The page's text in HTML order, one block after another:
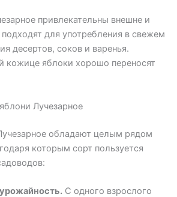
привлекательны внешне и
для употребления в свежем
десертов, соков и варенья.
кожице яблоки хорошо переносят
Лучезарное
обладают целым рядом
которым сорт пользуется
С одного взрослого